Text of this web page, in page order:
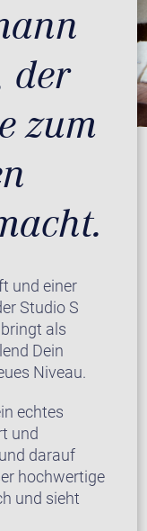
der
zum
und einer
Studio S
als
Dein
Niveau.
echtes
und
darauf
hochwertige
und sieht